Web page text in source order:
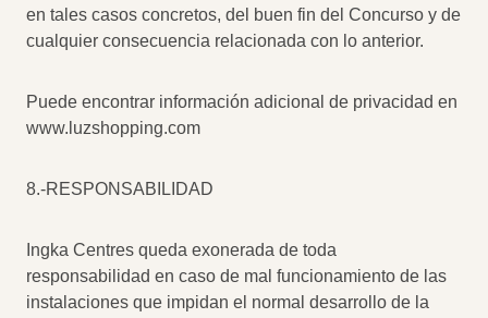
en tales casos concretos, del buen fin del Concurso y de
cualquier consecuencia relacionada con lo anterior.
Puede encontrar información adicional de privacidad en
www.luzshopping.com
8.-RESPONSABILIDAD
Ingka Centres queda exonerada de toda
responsabilidad en caso de mal funcionamiento de las
instalaciones que impidan el normal desarrollo de la